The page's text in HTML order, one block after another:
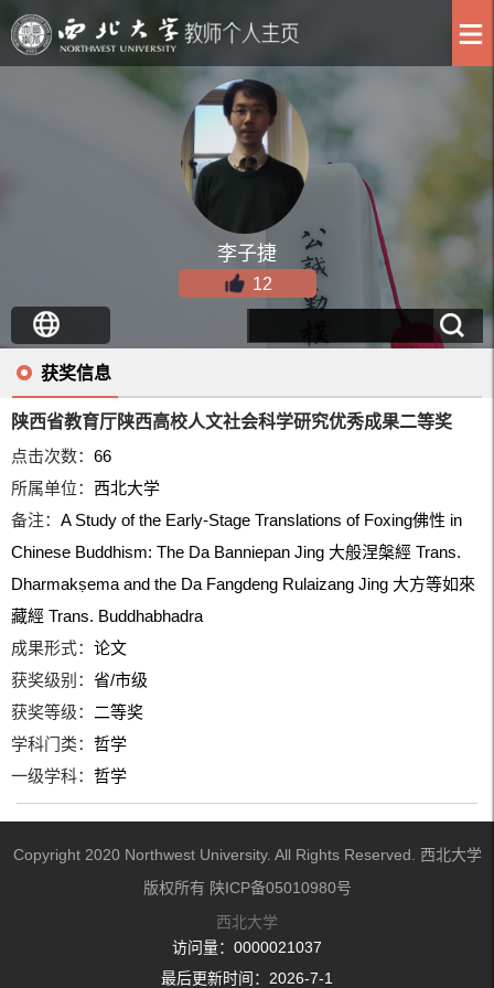
李子捷
12
获奖信息
陕西省教育厅陕西高校人文社会科学研究优秀成果二等奖
点击次数：66
所属单位：西北大学
备注：A Study of the Early-Stage Translations of Foxing佛性 in
Chinese Buddhism: The Da Banniepan Jing 大般涅槃經 Trans.
Dharmakṣema and the Da Fangdeng Rulaizang Jing 大方等如來
藏經 Trans. Buddhabhadra
成果形式：论文
获奖级别：省/市级
获奖等级： 二等奖
学科门类：哲学
一级学科：哲学
Copyright 2020 Northwest University. All Rights Reserved. 西北大学
版权所有 陕ICP备05010980号
西北大学
访问量： 0000021037
最后更新时间： 2026-7-1